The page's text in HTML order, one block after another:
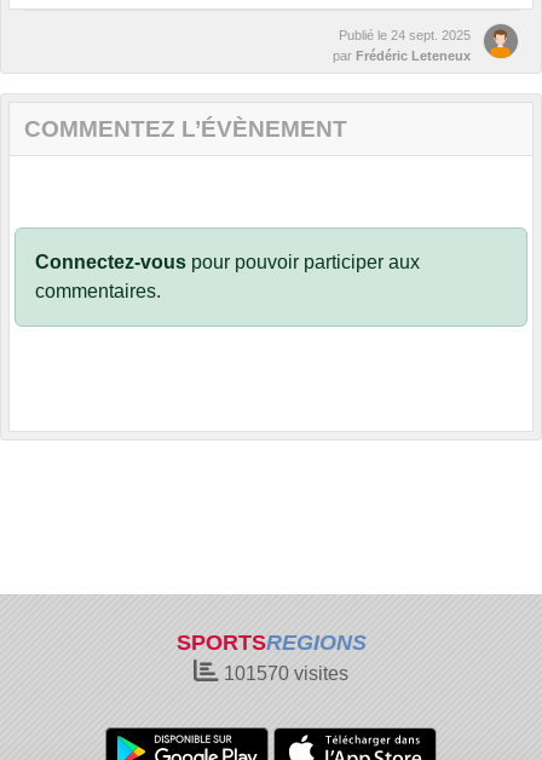
Publié le 24 sept. 2025
par Frédéric Leteneux
COMMENTEZ L’ÉVÈNEMENT
Connectez-vous pour pouvoir participer aux
commentaires.
SPORTSREGIONS
101570 visites